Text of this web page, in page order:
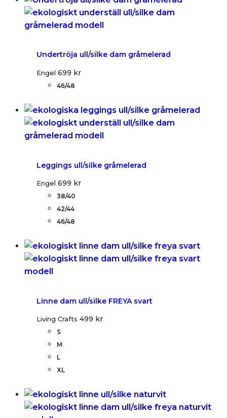
Undertröja ull/silke dam gråmelerad
Engel 699 kr
46/48
Leggings ull/silke gråmelerad
Engel 699 kr
38/40
42/44
46/48
Linne dam ull/silke FREYA svart
Living Crafts 499 kr
S
M
L
XL